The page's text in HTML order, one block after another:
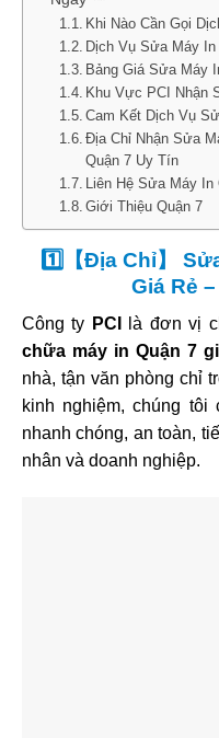
Khi Nào Cần Gọi
Dịch Vụ Sửa Máy In
Bảng Giá Sửa Máy
Khu Vực PCI Nhận
Cam Kết Dịch Vụ
Địa Chỉ Nhận Sửa
Quận 7 Uy Tín
Liên Hệ Sửa Máy In
Giới Thiệu Quận 7
1️⃣【Địa Chỉ】
Giá Rẻ
Công ty PCI là đơn vị
chữa máy in Quận 7
nhà, tận văn phòng chỉ
kinh nghiệm, chúng tôi
nhanh chóng, an toàn,
nhân và doanh nghiệp.